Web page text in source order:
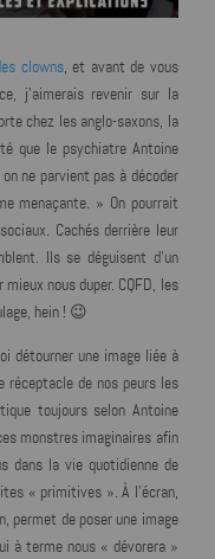
clowns, et avant de vous
j'aimerais revenir sur la
chez les anglo-saxons, la
que le psychiatre Antoine
ne parvient pas à décoder
menaçante. » On pourrait
Cachés derrière leur
Ils se déguisent d'un
nous duper. CQFD, les
hein ! 😉
détourner une image liée à
réceptacle de nos peurs les
toujours selon Antoine
monstres imaginaires afin
dans la vie quotidienne de
« primitives ». À l’écran,
permet de poser une image
à terme nous « dévorera »